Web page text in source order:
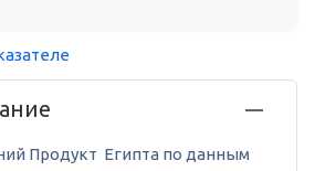
Продукт Египта по данным